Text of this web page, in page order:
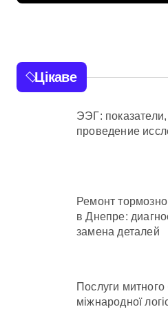
Цікаве
ЭЭГ: показатели,
проведение
Ремонт
в Днепре:
замена деталей
Послуги
міжнародної